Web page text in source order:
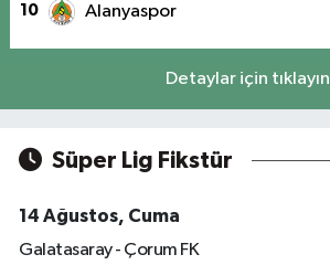
10 Alanyaspor
Detaylar için tıklayın
Süper Lig Fikstür
14 Ağustos, Cuma
Galatasaray - Çorum FK